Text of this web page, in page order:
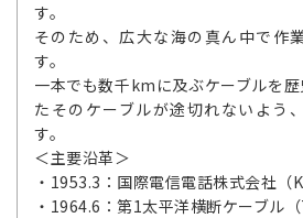
す。
そのため、広大な海の真ん中で作
す。
一本でも数千kmに及ぶケーブルを
たそのケーブルが途切れないよう
す。
＜主要沿革＞
・1953.3：国際電信電話株式会社（
・1964.6：第1太平洋横断ケーブル